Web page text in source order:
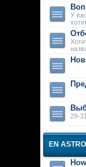
У
29-
EN